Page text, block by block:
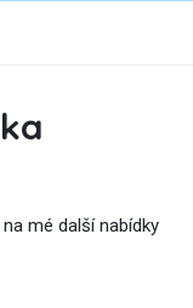
mé další nabídky